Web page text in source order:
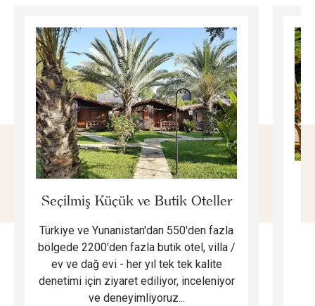
Seçilmiş Küçük ve Butik Oteller
Türkiye ve Yunanistan'dan 550'den fazla
bölgede 2200'den fazla butik otel, villa /
ev ve dağ evi - her yıl tek tek kalite
denetimi için ziyaret ediliyor, inceleniyor
ve deneyimliyoruz...